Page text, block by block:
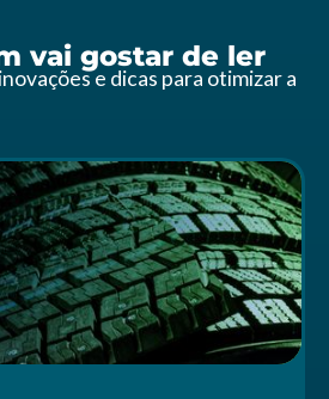
vai gostar de ler
e dicas para otimizar a